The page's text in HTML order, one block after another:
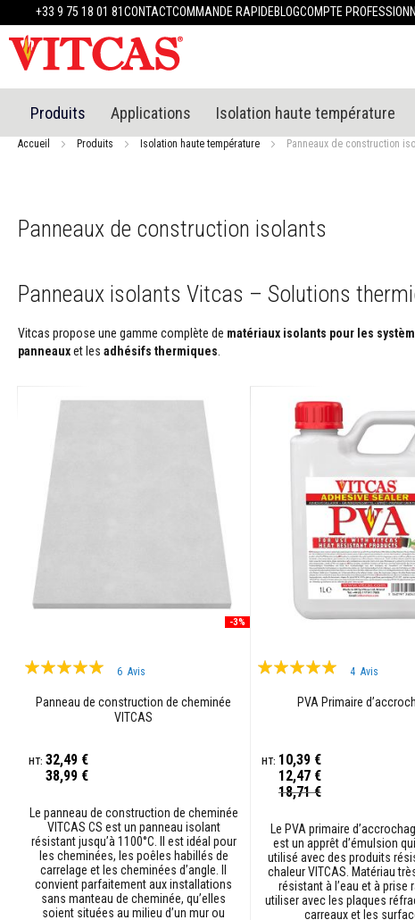
+33 9 75 18 01 81CONTACTCOMMANDE RAPIDEBLOGCOMPTE
Produits
Matériaux
réfractaires
Mastics
Enduit
plâtre
Mortiers
ciments
Mastics
carrelage
Nettoyants
cheminées
réfractaires
Contrecoeur
linteaux
Adhésifs
résistants
Produits Applications Isolation haute température
Accueil Produits Isolation haute température Panneaux de construction
Panneaux de construction isolants
Panneaux isolants Vitcas – Solutions
Vitcas propose une gamme complète de matériaux isolants pour les
panneauxet les adhésifs thermiques
-3%
Évaluation:
6 Avis
Panneau de construction de cheminée
VITCAS
38,99 €
32,49 €
Le panneau de construction de cheminée
VITCAS CS est un panneau isolant
résistant jusqu’à 1100°C. Il est idéal pour
les cheminées, les poêles habillés de
carrelage et les cheminées d’angle. Il
convient parfaitement aux installations
sans manteau de cheminée, qu’elles
soient situées au milieu d’un mur ou
Évaluation:
4 Avis
PVA Primaire
Spécial
12,47 €
10,39 €
18,71 €
Le PVA primaire
est un apprêt d’émulsion
utilisé avec des produits
chaleur VITCAS. Matériau
résistant à l’eau et à prise
utiliser avec les plaques
carreaux et les